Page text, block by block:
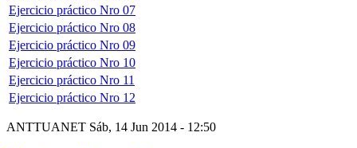
Ejercicio práctico Nro 07
Ejercicio práctico Nro 08
Ejercicio práctico Nro 09
Ejercicio práctico Nro 10
Ejercicio práctico Nro 11
Ejercicio práctico Nro 12
ANTTUANET Sáb, 14 Jun 2014 - 12:50